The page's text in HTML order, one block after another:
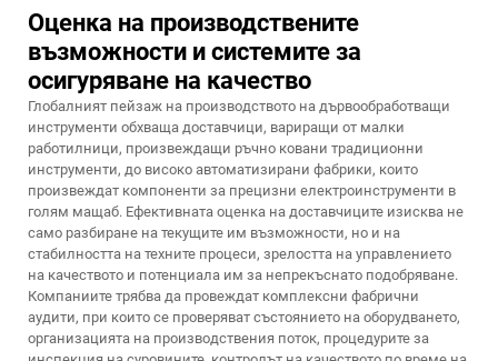
Оценка на производствените
възможности и системите за
осигуряване на качество
Глобалният пейзаж на производството на дървообработващи
инструменти обхваща доставчици, вариращи от малки
работилници, произвеждащи ръчно ковани традиционни
инструменти, до високо автоматизирани фабрики, които
произвеждат компоненти за прецизни електроинструменти в
голям мащаб. Ефективната оценка на доставчиците изисква не
само разбиране на текущите им възможности, но и на
стабилността на техните процеси, зрелостта на управлението
на качеството и потенциала им за непрекъснато подобряване.
Компаниите трябва да провеждат комплексни фабрични
аудити, при които се проверяват състоянието на оборудването,
организацията на производствения поток, процедурите за